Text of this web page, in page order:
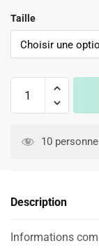
initial
était :
Taille
Short
Blanc
10
Description
Informations